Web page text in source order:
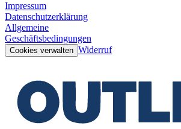
Impressum
Datenschutzerklärung
Allgemeine
Geschäftsbedingungen
Cookies verwalten Widerruf